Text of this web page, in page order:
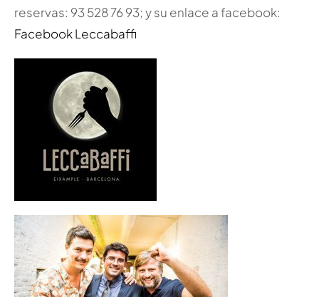
reservas: 93 528 76 93; y su enlace a facebook:
Facebook Leccabaffi